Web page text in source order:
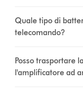
Quale tipo di
telecomando?
Posso trasportare
l'amplificatore ad